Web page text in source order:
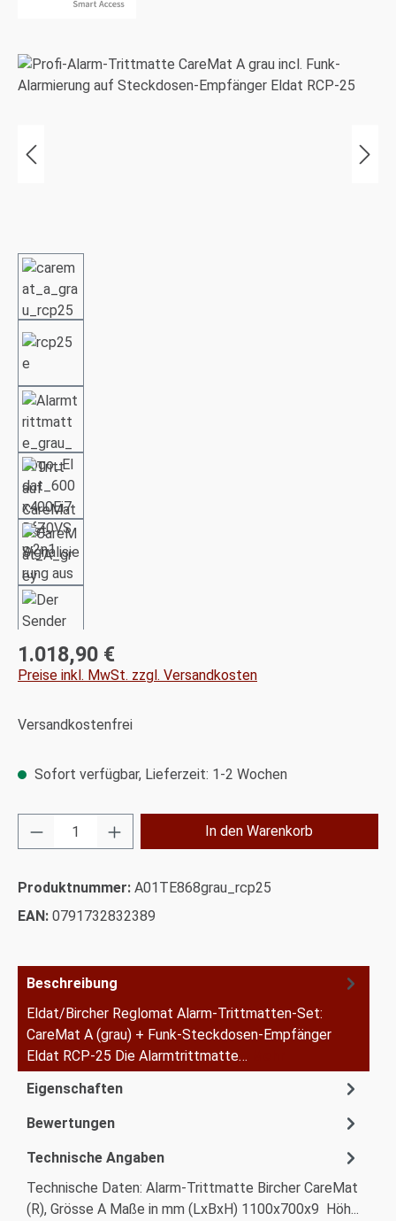
Bildergalerie überspringen
Regulärer Preis:
1.018,90 €
Preise inkl. MwSt. zzgl. Versandkosten
Versandkostenfrei
Sofort verfügbar, Lieferzeit: 1-2 Wochen
Produkt Anzahl: Gib den gewünschten
In den Warenkorb
Produktnummer: A01TE868grau_rcp25
EAN: 0791732832389
Beschreibung
Eldat/Bircher Reglomat Alarm-Trittmatten-Set:
CareMat A (grau) + Funk-Steckdosen-Empfänger
Eldat RCP-25 Die Alarmtrittmatte…
Eigenschaften
Bewertungen
Technische Angaben
Technische Daten: Alarm-Trittmatte Bircher CareMat
(R), Grösse A Maße in mm (LxBxH) 1100x700x9 Höh...